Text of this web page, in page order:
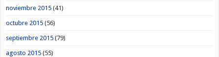
noviembre 2015 (41)
octubre 2015 (56)
septiembre 2015 (79)
agosto 2015 (55)